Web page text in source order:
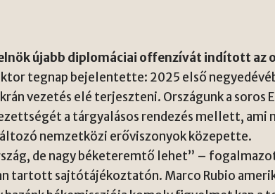
újabb diplomáciai offenzívát indított az
tegnap bejelentette: 2025 első
vezetés elé terjeszteni. Országunk a
a tárgyalásos rendezés mellett, ami
nemzetközi erőviszonyok közepette.
de nagy béketeremtő lehet” –
tartott sajtótájékoztatón. Marco Rubio